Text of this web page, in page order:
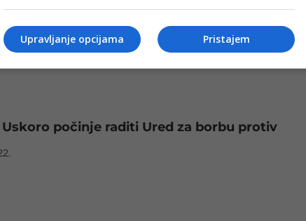
vlasti u TK: Nastavlja se saradnja u borbi
počinje raditi Ured za borbu protiv
Pristajem
Upravljanje opcijama